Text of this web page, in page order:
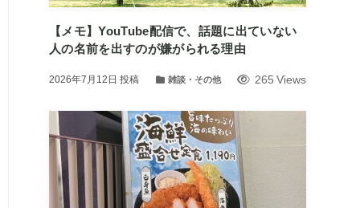
【メモ】YouTube配信で、話題に出ていない
人の名前を出すのが嫌がられる理由
2026年7月12日 投稿 雑談・その他 265 Views